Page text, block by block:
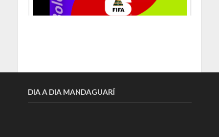
DIA A DIA MANDAGUARÍ